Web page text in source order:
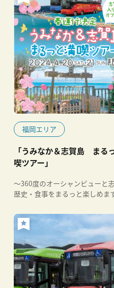
福岡エリア
「うみなか＆志賀島 まる
喫ツアー」
～360度のオーシャンビューと
歴史・食事をまるっと楽しめま